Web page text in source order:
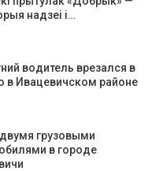
надзеі і…
водитель врезался в
в Ивацевичском районе
грузовыми
в городе